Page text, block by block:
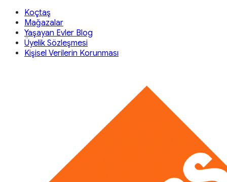
Koçtaş
Mağazalar
Yaşayan Evler Blog
Üyelik Sözleşmesi
Kişisel Verilerin Korunması